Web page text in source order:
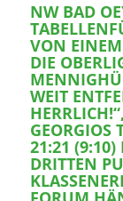
NW BAD
VON EINEM
DIE
WEIT
GEORGIOS
21:21 (9:10)
DRITTEN